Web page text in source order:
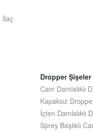
İlaç
Dropper Şişeler
Cam Damlalıklı
Kapaksız
İçten Damlalıklı
Sprey Başlıklı